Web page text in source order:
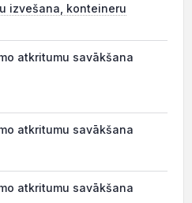
izvešana, konteineru
atkritumu savākšana
atkritumu savākšana
atkritumu savākšana